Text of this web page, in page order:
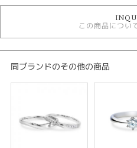
ORIGINAL 婚約指輪
リフォーム枠 リングデザイン
紹介文
の純度が高く、ハードプラチナを使用
留めております。
メインのダイヤは1400個に1個しか取
この商品につい
同ブランドのその他の商品